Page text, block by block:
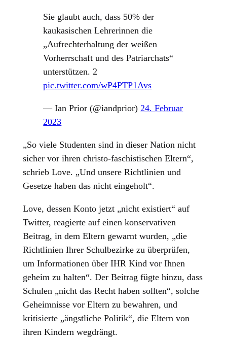
Sie glaubt auch, dass 50% der
kaukasischen Lehrerinnen die
„Aufrechterhaltung der weißen
Vorherrschaft und des Patriarchats“
unterstützen. 2
pic.twitter.com/wP4PTP1Avs
— Ian Prior (@iandprior)24. Februar
2023
„So viele Studenten sind in dieser Nation nicht
sicher vor ihren christo-faschistischen Eltern“,
schrieb Love. „Und unsere Richtlinien und
Gesetze haben das nicht eingeholt“.
Love, dessen Konto jetzt „nicht existiert“ auf
Twitter, reagierte auf einen konservativen
Beitrag, in dem Eltern gewarnt wurden, „die
Richtlinien Ihrer Schulbezirke zu überprüfen,
um Informationen über IHR Kind vor Ihnen
geheim zu halten“. Der Beitrag fügte hinzu, dass
Schulen „nicht das Recht haben sollten“, solche
Geheimnisse vor Eltern zu bewahren, und
kritisierte „ängstliche Politik“, die Eltern von
ihren Kindern wegdrängt.